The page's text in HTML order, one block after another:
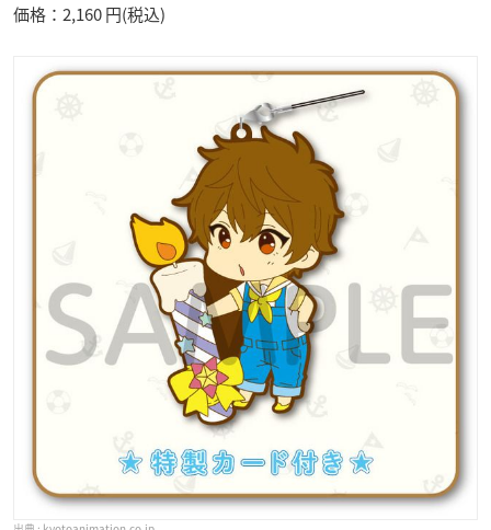
価格：2,160 円(税込)